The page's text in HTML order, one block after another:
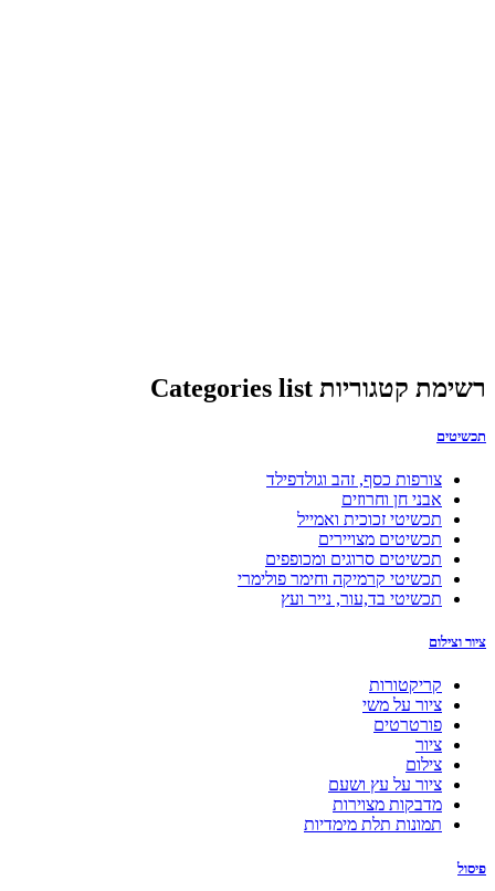
רשימת קטגוריות Categories list
תכשיטים
צורפות כסף, זהב וגולדפילד
אבני חן וחרוזים
תכשיטי זכוכית ואמייל
תכשיטים מצויירים
תכשיטים סרוגים ומכופפים
תכשיטי קרמיקה וחימר פולימרי
תכשיטי בד,עור, נייר ועץ
ציור וצילום
קריקטורות
ציור על משי
פורטרטים
ציור
צילום
ציור על עץ ושעם
מדבקות מצוירות
תמונות תלת מימדיות
פיסול